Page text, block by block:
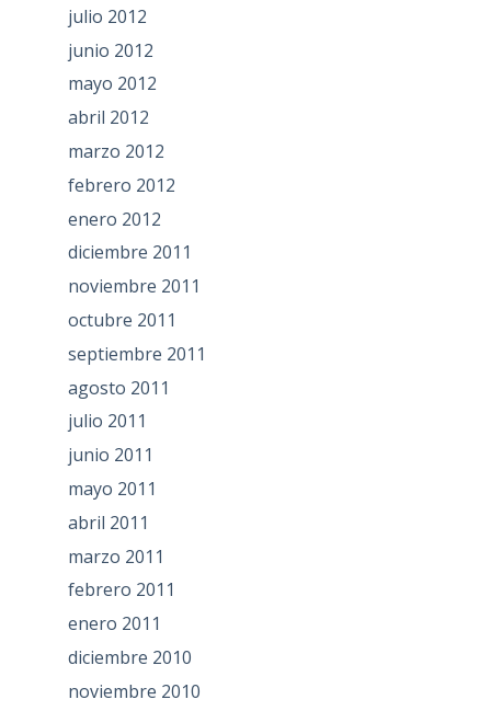
julio 2012
junio 2012
mayo 2012
abril 2012
marzo 2012
febrero 2012
enero 2012
diciembre 2011
noviembre 2011
octubre 2011
septiembre 2011
agosto 2011
julio 2011
junio 2011
mayo 2011
abril 2011
marzo 2011
febrero 2011
enero 2011
diciembre 2010
noviembre 2010